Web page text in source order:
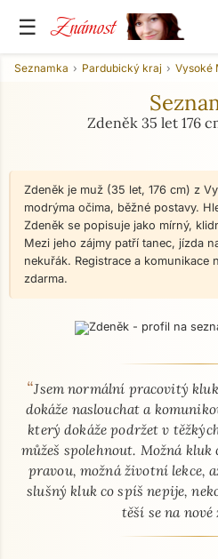
☰ Známost
Seznamka Pardubický kraj Vysoké
Zdeněk 35 let 176
Zdeněk je muž (35 let, 176 cm) z
modrýma očima, běžné postavy.
Zdeněk se popisuje jako mírný,
Mezi jeho zájmy patří tanec, jízda
nekuřák. Registrace a komunikace
zdarma.
O mně - seznamka profil
“Jsem normální pracovitý
dokáže naslouchat a
který dokáže podržet v
můžeš spolehnout. Možná
pravou, možná životní lekce,
slušný kluk co spíš nepije,
těší se na